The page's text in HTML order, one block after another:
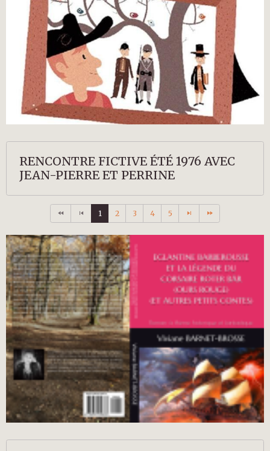
RENCONTRE FICTIVE ÉTÉ 1976 AVEC
JEAN-PIERRE ET PERRINE
1 2 3 4 5